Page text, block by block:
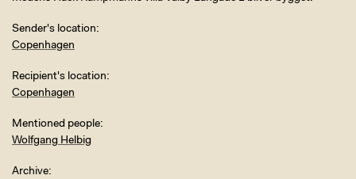
Sender's location
Copenhagen
Recipient's location
Copenhagen
Mentioned people
Wolfgang Helbig
Archive